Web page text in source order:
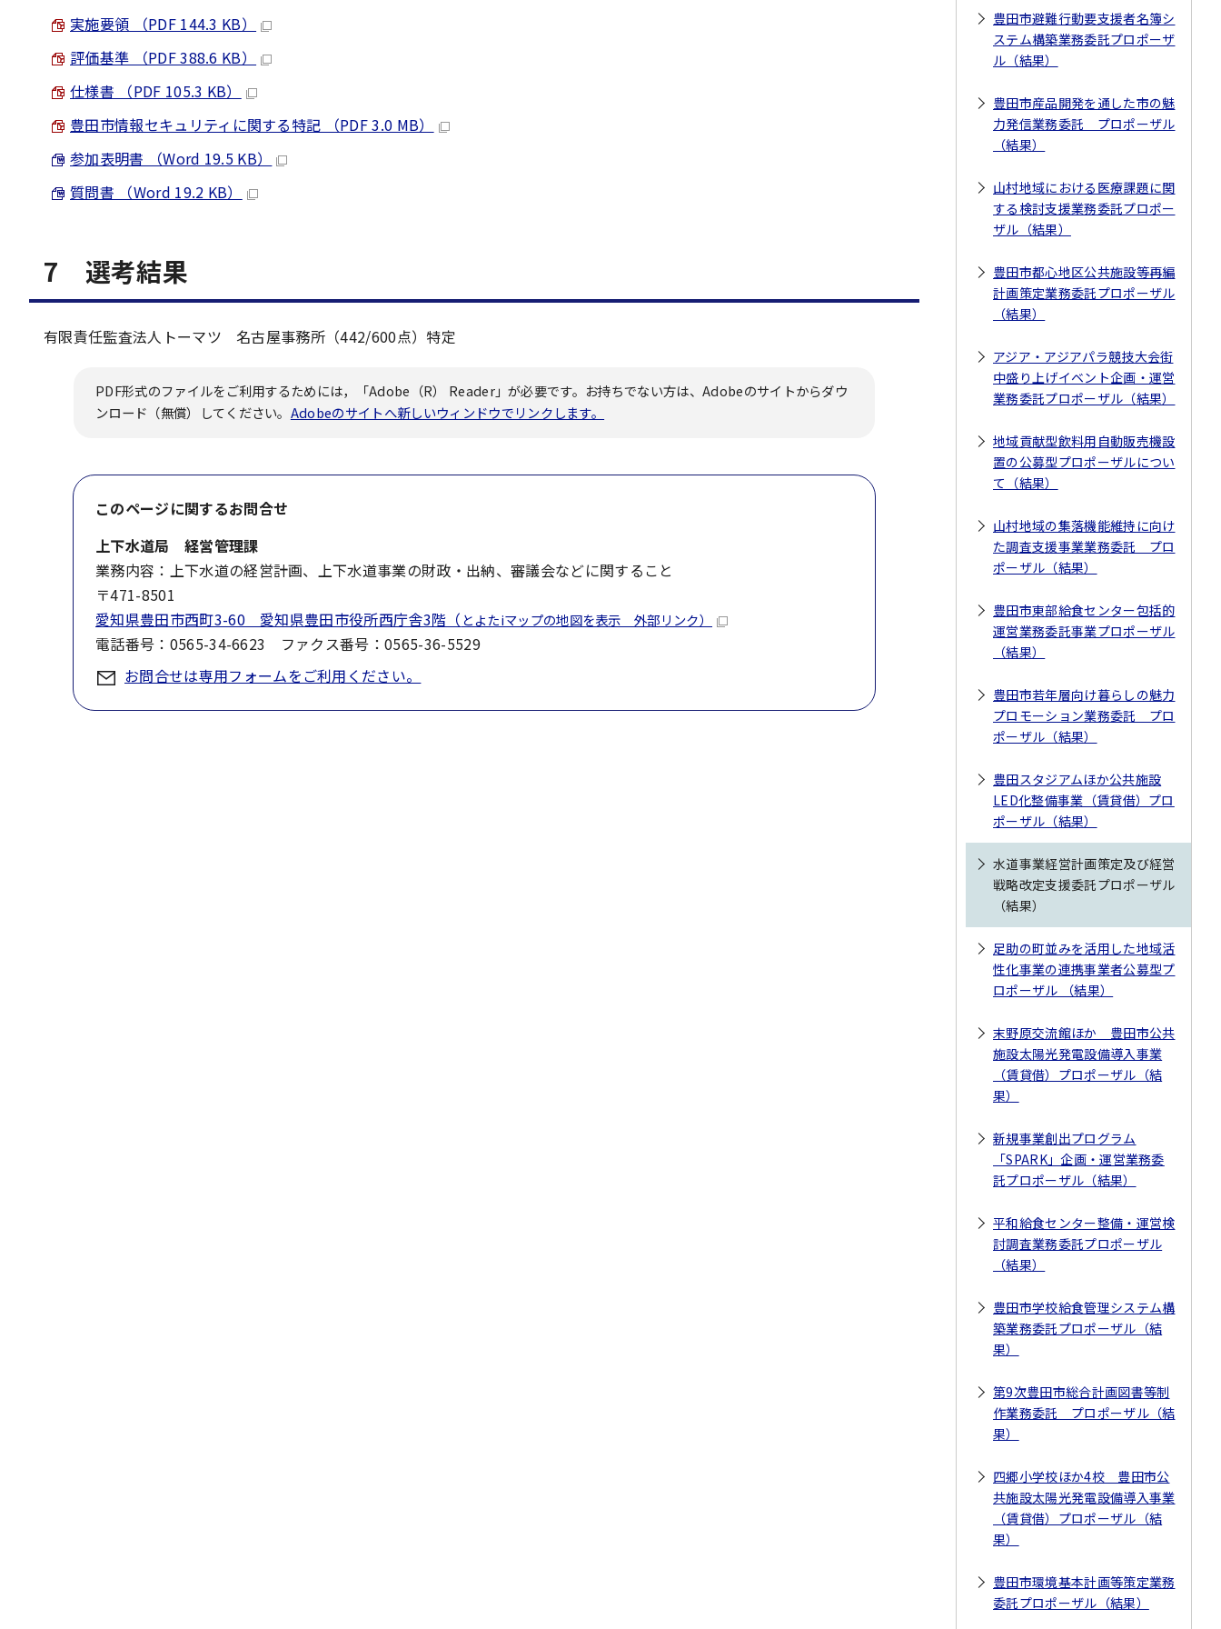
実施要領 （PDF 144.3 KB）
評価基準 （PDF 388.6 KB）
仕様書 （PDF 105.3 KB）
豊田市情報セキュリティに関する特記 （PDF 3.0 MB）
参加表明書 （Word 19.5 KB）
質問書 （Word 19.2 KB）
7 選考結果
有限責任監査法人トーマツ 名古屋事務所（442/600点）特定
PDF形式のファイルをご利用するためには，「Adobe（R） Reader」が必要です。お持ちでない方は、Adobeのサイトからダウ
ンロード（無償）してください。 Adobeのサイトへ新しいウィンドウでリンクします。
このページに関するお問合せ
上下水道局 経営管理課
業務内容：上下水道の経営計画、上下水道事業の財政・出納、審議会などに関すること
〒471-8501
愛知県豊田市西町3-60 愛知県豊田市役所西庁舎3階（ とよたiマップの地図を表示 外部リンク）
電話番号：0565-34-6623 ファクス番号：0565-36-5529
お問合せは専用フォームをご利用ください。
豊田市避難行動要支援者名簿シ
ステム構築業務委託プロポーザ
ル（結果）
豊田市産品開発を通した市の魅
力発信業務委託 プロポーザル
（結果）
山村地域における医療課題に関
する検討支援業務委託プロポー
ザル（結果）
豊田市都心地区公共施設等再編
計画策定業務委託プロポーザル
（結果）
アジア・アジアパラ競技大会街
中盛り上げイベント企画・運営
業務委託プロポーザル（結果）
地域貢献型飲料用自動販売機設
置の公募型プロポーザルについ
て（結果）
山村地域の集落機能維持に向け
た調査支援事業業務委託 プロ
ポーザル（結果）
豊田市東部給食センター包括的
運営業務委託事業プロポーザル
（結果）
豊田市若年層向け暮らしの魅力
プロモーション業務委託 プロ
ポーザル（結果）
豊田スタジアムほか公共施設
LED化整備事業（賃貸借）プロ
ポーザル（結果）
水道事業経営計画策定及び経営
戦略改定支援委託プロポーザル
（結果）
足助の町並みを活用した地域活
性化事業の連携事業者公募型プ
ロポーザル （結果）
末野原交流館ほか 豊田市公共
施設太陽光発電設備導入事業
（賃貸借）プロポーザル（結
果）
新規事業創出プログラム
「SPARK」企画・運営業務委
託プロポーザル（結果）
平和給食センター整備・運営検
討調査業務委託プロポーザル
（結果）
豊田市学校給食管理システム構
築業務委託プロポーザル（結
果）
第9次豊田市総合計画図書等制
作業務委託 プロポーザル（結
果）
四郷小学校ほか4校 豊田市公
共施設太陽光発電設備導入事業
（賃貸借）プロポーザル（結
果）
豊田市環境基本計画等策定業務
委託プロポーザル（結果）